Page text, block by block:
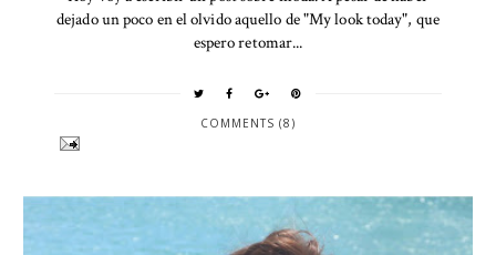
dejado un poco en el olvido aquello de "My look today", que
espero retomar...
COMMENTS (8)